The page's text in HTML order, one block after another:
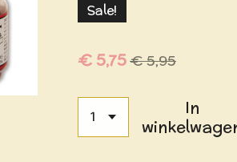
Sale!
€ 5,75€ 5,95
In